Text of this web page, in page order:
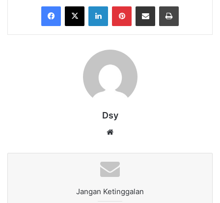
Facebook
X LinkedInPinterestShare via Email Print
Dsy
Jangan Ketinggalan